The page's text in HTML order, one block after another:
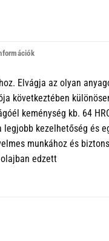
Elvágja az olyan
következtében
keménység kb. 64
kezelhetőség és
munkához és
edzett